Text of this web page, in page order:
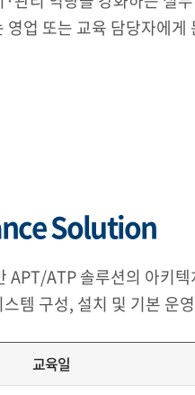
영업 또는 교육 담당자에게
Solution
APT/ATP 솔루션의 아키
템 구성, 설치 및 기본 운
교육일